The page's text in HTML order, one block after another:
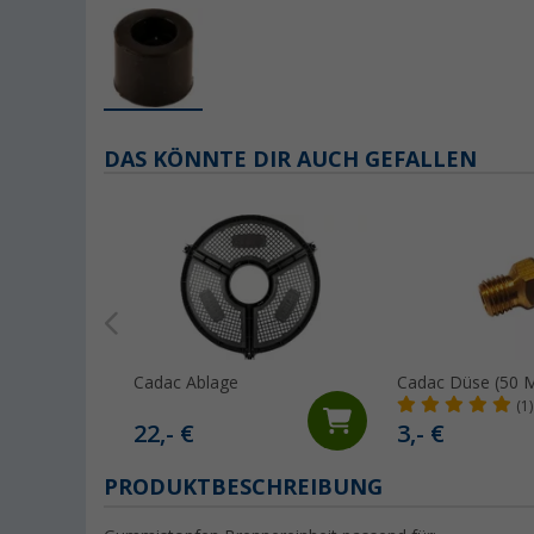
DAS KÖNNTE DIR AUCH GEFALLEN
Cadac Ablage
22,- €
Cadac
(1)
3,- €
PRODUKTBESCHREIBUNG